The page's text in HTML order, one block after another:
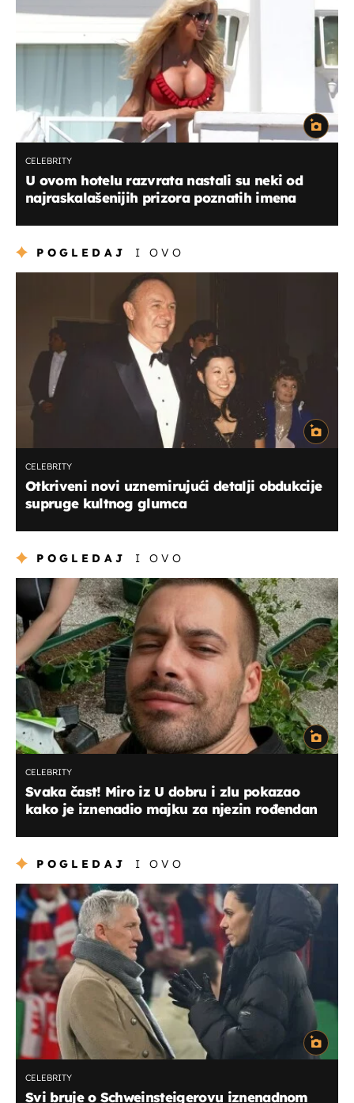
CELEBRITY
U ovom hotelu razvrata nastali su neki od
najraskalašenijih prizora poznatih imena
POGLEDAJ I OVO
CELEBRITY
Otkriveni novi uznemirujući detalji obdukcije
supruge kultnog glumca
POGLEDAJ I OVO
CELEBRITY
Svaka čast! Miro iz U dobru i zlu pokazao
kako je iznenadio majku za njezin rođendan
POGLEDAJ I OVO
CELEBRITY
Svi bruje o Schweinsteigerovu iznenadnom